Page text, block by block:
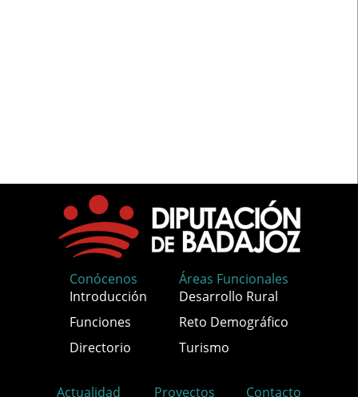
Conócenos
Introducción
Funciones
Directorio
Áreas Funcionales
Desarrollo Rural
Reto Demográfico
Turismo
Actualidad Proyectos Contacto